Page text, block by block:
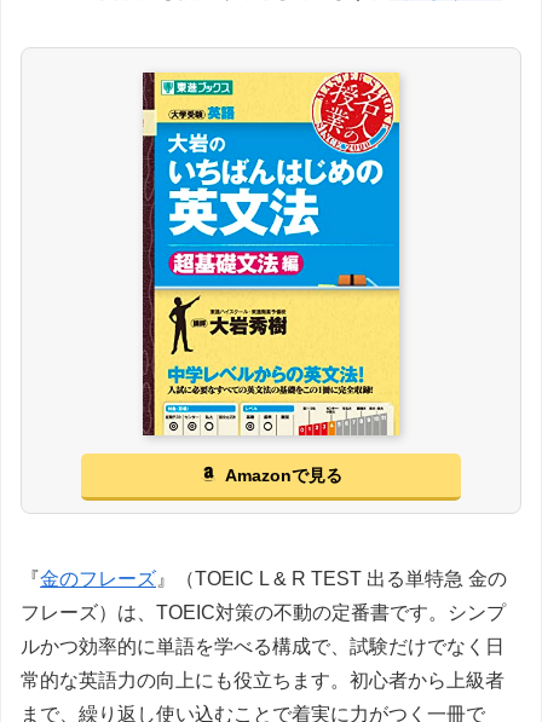
Amazonで見る
『金のフレーズ 』（TOEIC L & R TEST 出る単特急 金の
フレーズ）は、TOEIC対策の不動の定番書です。シンプ
ルかつ効率的に単語を学べる構成で、試験だけでなく日
常的な英語力の向上にも役立ちます。初心者から上級者
まで、繰り返し使い込むことで着実に力がつく一冊で